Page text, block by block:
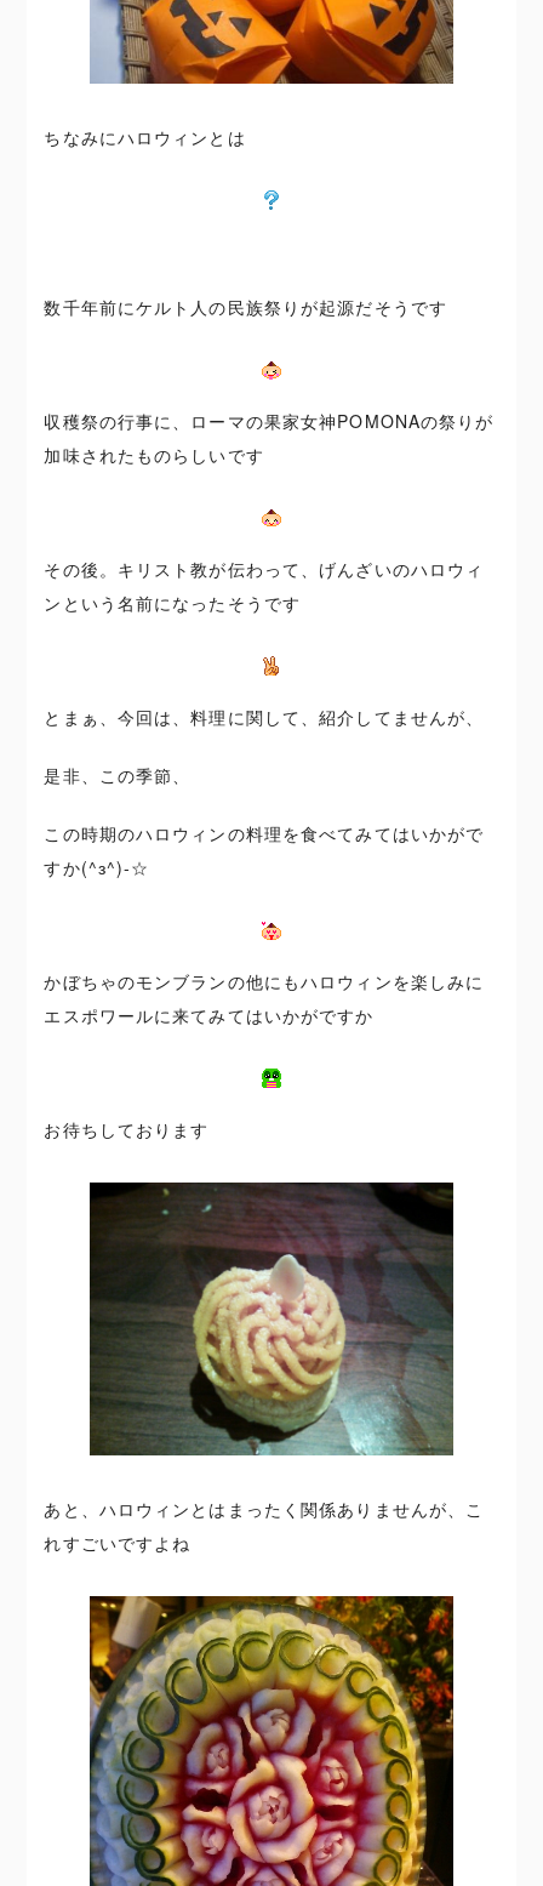
ちなみにハロウィンとは
数千年前にケルト人の民族祭りが起源だそうです
収穫祭の行事に、ローマの果家女神POMONAの祭りが
加味されたものらしいです
その後。キリスト教が伝わって、げんざいのハロウィ
ンという名前になったそうです
とまぁ、今回は、料理に関して、紹介してませんが、
是非、この季節、
この時期のハロウィンの料理を食べてみてはいかがで
すか(^з^)-☆
かぼちゃのモンブランの他にもハロウィンを楽しみに
エスポワールに来てみてはいかがですか
お待ちしております
あと、ハロウィンとはまったく関係ありませんが、こ
れすごいですよね